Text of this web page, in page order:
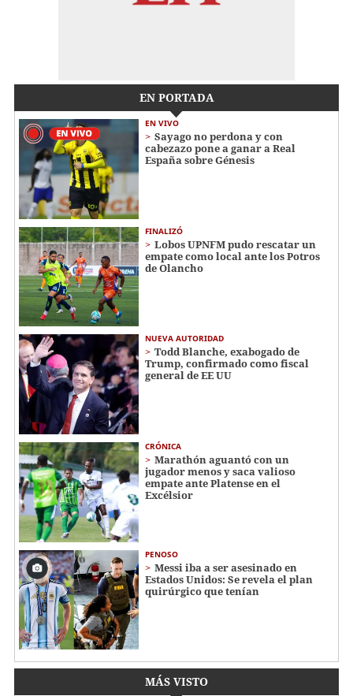
EN PORTADA
EN VIVO
Sayago no perdona y con
cabezazo pone a ganar a Real
España sobre Génesis
FINALIZÓ
Lobos UPNFM pudo rescatar un
empate como local ante los Potros
de Olancho
NUEVA AUTORIDAD
Todd Blanche, exabogado de
Trump, confirmado como fiscal
general de EE UU
CRÓNICA
Marathón aguantó con un
jugador menos y saca valioso
empate ante Platense en el
Excélsior
PENOSO
Messi iba a ser asesinado en
Estados Unidos: Se revela el plan
quirúrgico que tenían
MÁS VISTO